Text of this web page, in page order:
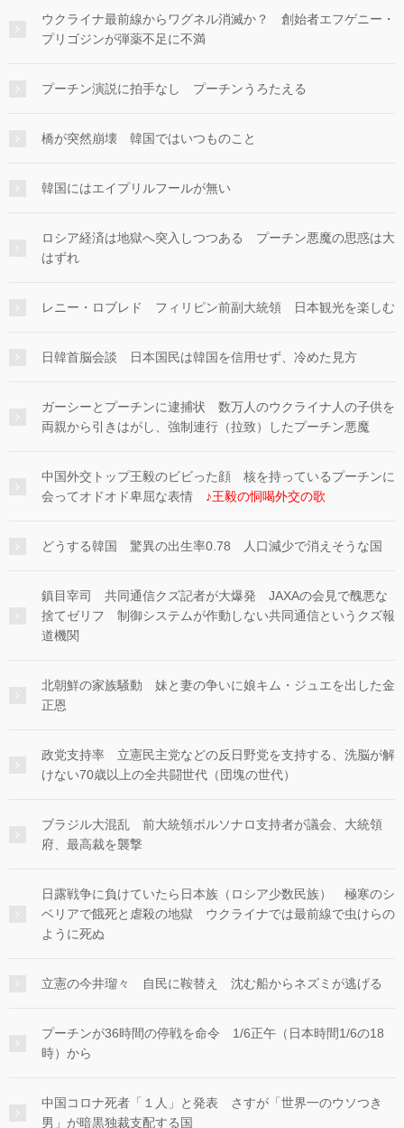
ウクライナ最前線からワグネル消滅か？ 創始者エフゲニー・
プリゴジンが弾薬不足に不満
プーチン演説に拍手なし プーチンうろたえる
橋が突然崩壊 韓国ではいつものこと
韓国にはエイプリルフールが無い
ロシア経済は地獄へ突入しつつある プーチン悪魔の思惑は大
はずれ
レニー・ロブレド フィリピン前副大統領 日本観光を楽しむ
日韓首脳会談 日本国民は韓国を信用せず、冷めた見方
ガーシーとプーチンに逮捕状 数万人のウクライナ人の子供を
両親から引きはがし、強制連行（拉致）したプーチン悪魔
中国外交トップ王毅のビビった顔 核を持っているプーチンに
会ってオドオド卑屈な表情 ♪王毅の恫喝外交の歌
どうする韓国 驚異の出生率0.78 人口減少で消えそうな国
鎮目宰司 共同通信クズ記者が大爆発 JAXAの会見で醜悪な
捨てゼリフ 制御システムが作動しない共同通信というクズ報
道機関
北朝鮮の家族騒動 妹と妻の争いに娘キム・ジュエを出した金
正恩
政党支持率 立憲民主党などの反日野党を支持する、洗脳が解
けない70歳以上の全共闘世代（団塊の世代）
ブラジル大混乱 前大統領ボルソナロ支持者が議会、大統領
府、最高裁を襲撃
日露戦争に負けていたら日本族（ロシア少数民族） 極寒のシ
ベリアで餓死と虐殺の地獄 ウクライナでは最前線で虫けらの
ように死ぬ
立憲の今井瑠々 自民に鞍替え 沈む船からネズミが逃げる
プーチンが36時間の停戦を命令 1/6正午（日本時間1/6の18
時）から
中国コロナ死者「１人」と発表 さすが「世界一のウソつき
男」が暗黒独裁支配する国